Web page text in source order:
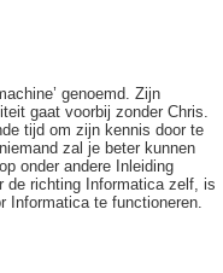
genoemd. Zijn
gaat voorbij zonder Chris.
tijd om zijn kennis door te
zal je beter kunnen
onder andere Inleiding
de richting Informatica zelf, is
Informatica te functioneren.